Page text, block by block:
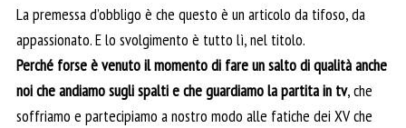
La premessa d’obbligo è che questo è un articolo da tifoso, da
appassionato. E lo svolgimento è tutto lì, nel titolo.
Perché forse è venuto il momento di fare un salto di qualità anche
noi che andiamo sugli spalti e che guardiamo la partita in tv, che
soffriamo e partecipiamo a nostro modo alle fatiche dei XV che